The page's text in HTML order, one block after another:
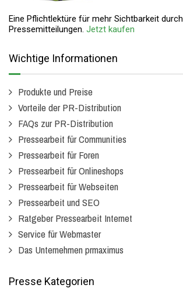
Eine Pflichtlektüre für mehr Sichtbarkeit durch
Pressemitteilungen. Jetzt kaufen
Wichtige Informationen
Produkte und Preise
Vorteile der PR-Distribution
FAQs zur PR-Distribution
Pressearbeit für Communities
Pressearbeit für Foren
Pressearbeit für Onlineshops
Pressearbeit für Webseiten
Pressearbeit und SEO
Ratgeber Pressearbeit Internet
Service für Webmaster
Das Unternehmen prmaximus
Presse Kategorien